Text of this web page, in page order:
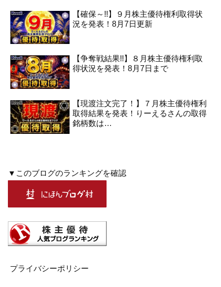
【確保～!!】９月株主優待権利取得状
況を発表！8月7日更新
【争奪戦結果!!】８月株主優待権利取
得状況を発表！8月7日まで
【現渡注文完了！】７月株主優待権利
取得結果を発表！りーえるさんの取得
銘柄数は…
▼このブログのランキングを確認
プライバシーポリシー